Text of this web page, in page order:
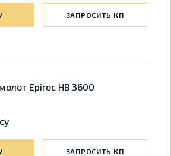
ЗАПРОСИТЬ КП
Epiroc HB 3600
ЗАПРОСИТЬ КП